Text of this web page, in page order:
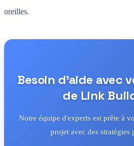
oreilles.
Besoin d'aide avec
de Link
Notre équipe d'experts est prête à
projet avec des stratégies